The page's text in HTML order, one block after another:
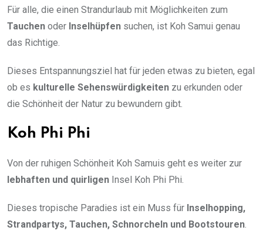
Für alle, die einen Strandurlaub mit Möglichkeiten zum
Tauchen oder Inselhüpfen suchen, ist Koh Samui genau
das Richtige.
Dieses Entspannungsziel hat für jeden etwas zu bieten, egal
ob es kulturelle Sehenswürdigkeiten zu erkunden oder
die Schönheit der Natur zu bewundern gibt.
Koh Phi Phi
Von der ruhigen Schönheit Koh Samuis geht es weiter zur
lebhaften und quirligen Insel Koh Phi Phi.
Dieses tropische Paradies ist ein Muss für Inselhopping,
Strandpartys, Tauchen, Schnorcheln und Bootstouren